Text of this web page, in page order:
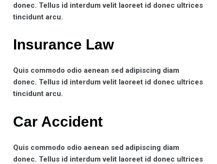
donec. Tellus id interdum velit laoreet id donec ultrices
tincidunt arcu.
Insurance Law​
Quis commodo odio aenean sed adipiscing diam
donec. Tellus id interdum velit laoreet id donec ultrices
tincidunt arcu.
Car Accident​
Quis commodo odio aenean sed adipiscing diam
donec. Tellus id interdum velit laoreet id donec ultrices